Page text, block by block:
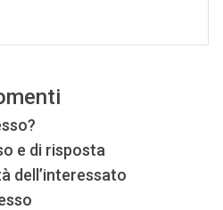
e di risposta
dell’interessato